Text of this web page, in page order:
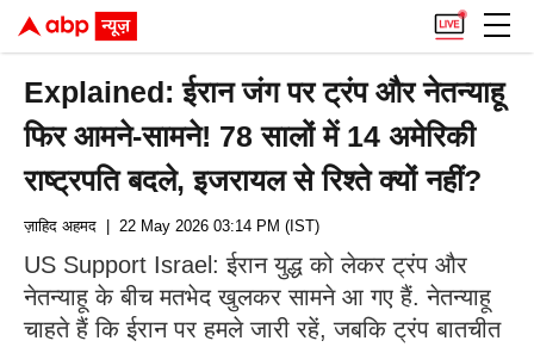
Explained: ईरान जंग पर ट्रंप और नेतन्याहू
फिर आमने-सामने! 78 सालों में 14 अमेरिकी
राष्ट्रपति बदले, इजरायल से रिश्ते क्यों नहीं?
ज़ाहिद अहमद | 22 May 2026 03:14 PM (IST)
US Support Israel: ईरान युद्ध को लेकर ट्रंप और
नेतन्याहू के बीच मतभेद खुलकर सामने आ गए हैं. नेतन्याहू
चाहते हैं कि ईरान पर हमले जारी रहें, जबकि ट्रंप बातचीत